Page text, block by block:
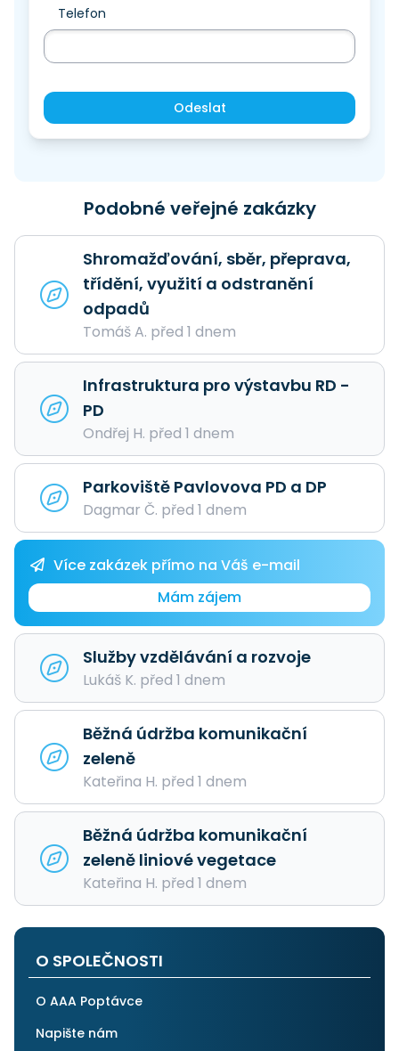
Telefon
Odeslat
Podobné veřejné zakázky
Shromažďování, sběr, přeprava,
třídění, využití a odstranění
odpadů
Tomáš A. před 1 dnem
Infrastruktura pro výstavbu RD -
PD
Ondřej H. před 1 dnem
Parkoviště Pavlovova PD a DP
Dagmar Č. před 1 dnem
Více zakázek přímo na Váš e-mail
Mám zájem
Služby vzdělávání a rozvoje
Lukáš K. před 1 dnem
Běžná údržba komunikační
zeleně
Kateřina H. před 1 dnem
Běžná údržba komunikační
zeleně liniové vegetace
Kateřina H. před 1 dnem
O SPOLEČNOSTI
O AAA Poptávce
Napište nám